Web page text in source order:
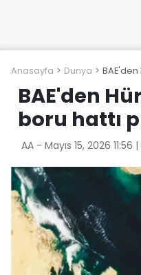
Anasayfa Dunya
BAE'den
boru hattı
AA - Mayıs 15, 2026 11:56